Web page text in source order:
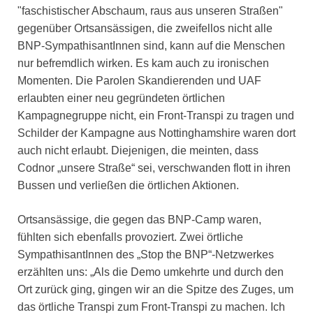
"faschistischer Abschaum, raus aus unseren Straßen"
gegenüber Ortsansässigen, die zweifellos nicht alle
BNP-SympathisantInnen sind, kann auf die Menschen
nur befremdlich wirken. Es kam auch zu ironischen
Momenten. Die Parolen Skandierenden und UAF
erlaubten einer neu gegründeten örtlichen
Kampagnegruppe nicht, ein Front-Transpi zu tragen und
Schilder der Kampagne aus Nottinghamshire waren dort
auch nicht erlaubt. Diejenigen, die meinten, dass
Codnor „unsere Straße“ sei, verschwanden flott in ihren
Bussen und verließen die örtlichen Aktionen.
Ortsansässige, die gegen das BNP-Camp waren,
fühlten sich ebenfalls provoziert. Zwei örtliche
SympathisantInnen des „Stop the BNP“-Netzwerkes
erzählten uns: „Als die Demo umkehrte und durch den
Ort zurück ging, gingen wir an die Spitze des Zuges, um
das örtliche Transpi zum Front-Transpi zu machen. Ich